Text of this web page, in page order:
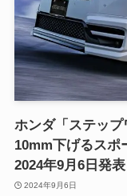
ホンダ「ステッ
10mm下げるスポ
2024年9月6日発表
2024年9月6日